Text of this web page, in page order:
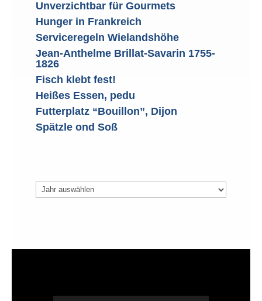
Unverzichtbar für Gourmets
Hunger in Frankreich
Serviceregeln Wielandshöhe
Jean-Anthelme Brillat-Savarin 1755-
1826
Fisch klebt fest!
Heißes Essen, pedu
Futterplatz “Bouillon”, Dijon
Spätzle ond Soß
Archiv